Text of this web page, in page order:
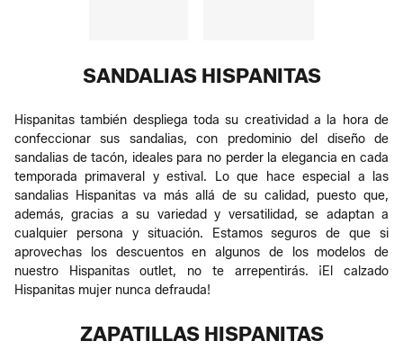
SANDALIAS HISPANITAS
Hispanitas también despliega toda su creatividad a la hora de
confeccionar sus sandalias, con predominio del diseño de
sandalias de tacón, ideales para no perder la elegancia en cada
temporada primaveral y estival. Lo que hace especial a las
sandalias Hispanitas va más allá de su calidad, puesto que,
además, gracias a su variedad y versatilidad, se adaptan a
cualquier persona y situación. Estamos seguros de que si
aprovechas los descuentos en algunos de los modelos de
nuestro Hispanitas outlet, no te arrepentirás. ¡El calzado
Hispanitas mujer nunca defrauda!
ZAPATILLAS HISPANITAS